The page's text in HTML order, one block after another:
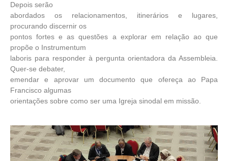
Depois serão
abordados os relacionamentos, itinerários e lugares,
procurando discernir os
pontos fortes e as questões a explorar em relação ao que
propõe o Instrumentum
laboris para responder à pergunta orientadora da Assembleia.
Quer-se debater,
emendar e aprovar um documento que ofereça ao Papa
Francisco algumas
orientações sobre como ser uma Igreja sinodal em missão.